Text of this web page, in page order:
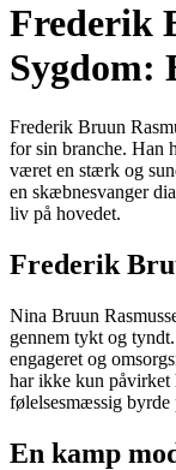
Frederik
Sygdom:
Frederik Bruun
for sin branche. Han
været en stærk og
en skæbnesvanger
liv på hovedet.
Frederik
Nina Bruun
gennem tykt og
engageret og
har ikke kun påvirket
følelsesmæssig byrde
En kamp